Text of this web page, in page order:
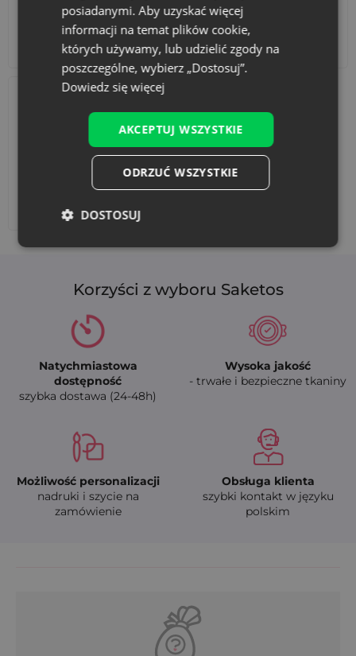
Akcesoria i dekoracje Zestawy
Dodaj nadruk
Korzyści z wyboru Saketos
Natychmiastowa
dostępność
szybka dostawa (24-48h)
Wysoka jakość
- trwałe i bezpieczne tkaniny
Możliwość personalizacji
nadruki i szycie na
zamówienie
Obsługa klienta
szybki kontakt w języku
polskim
posiadanymi. Aby uzyskać więcej
informacji na temat plików cookie,
których używamy, lub udzielić zgody na
poszczególne, wybierz „Dostosuj”.
Dowiedz się więcej
AKCEPTUJ WSZYSTKIE
ODRZUĆ WSZYSTKIE
DOSTOSUJ